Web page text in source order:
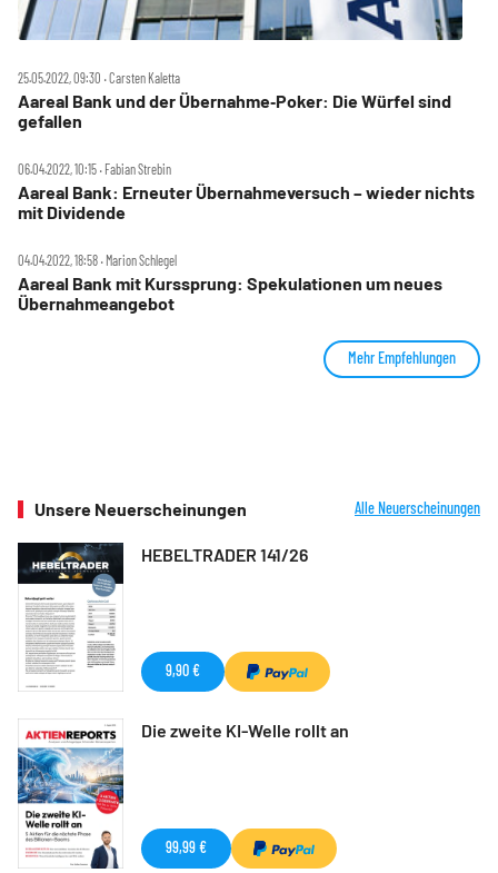
25.05.2022, 09:30 ‧ Carsten Kaletta
Aareal Bank und der Übernahme‑Poker: Die Würfel sind
gefallen
06.04.2022, 10:15 ‧ Fabian Strebin
Aareal Bank: Erneuter Übernahmeversuch – wieder nichts
mit Dividende
04.04.2022, 18:58 ‧ Marion Schlegel
Aareal Bank mit Kurssprung: Spekulationen um neues
Übernahmeangebot
Mehr Empfehlungen
Unsere Neuerscheinungen Alle Neuerscheinungen
HEBELTRADER 141/26
9,90 €
Die zweite KI-Welle rollt an
99,99 €